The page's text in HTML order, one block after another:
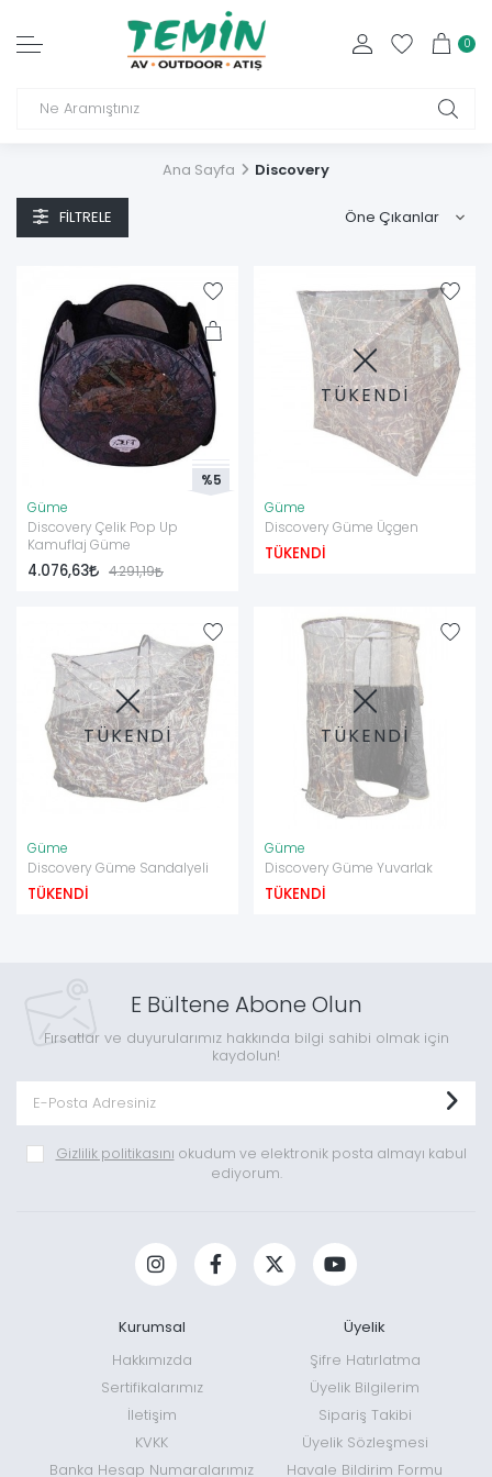
0
Ana Sayfa Discovery
FILTRELE
Güme
Discovery Çelik Pop Up
Kamuflaj Güme
4.076,63 4.291,19
%5
TÜKENDİ
Güme
Discovery Güme Üçgen
TÜKENDİ
TÜKENDİ
Güme
Discovery Güme Sandalyeli
TÜKENDİ
TÜKENDİ
Güme
Discovery Güme Yuvarlak
TÜKENDİ
E Bültene Abone Olun
Fırsatlar ve duyurularımız hakkında bilgi sahibi olmak için
kaydolun!
Gizlilik politikasını okudum ve elektronik posta almayı kabul
ediyorum.
Kurumsal
Hakkımızda
Sertifikalarımız
İletişim
KVKK
Banka Hesap Numaralarımız
Üyelik
Şifre Hatırlatma
Üyelik Bilgilerim
Sipariş Takibi
Üyelik Sözleşmesi
Havale Bildirim Formu